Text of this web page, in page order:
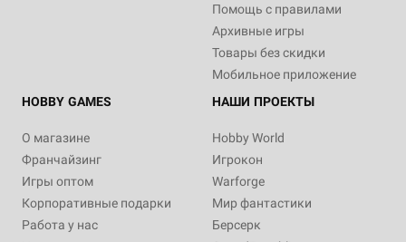
Помощь с правилами
Архивные игры
Товары без скидки
Мобильное приложение
HOBBY GAMES
О магазине
Франчайзинг
Игры оптом
Корпоративные подарки
Работа у нас
НАШИ ПРОЕКТЫ
Hobby World
Игрокон
Warforge
Мир фантастики
Берсерк